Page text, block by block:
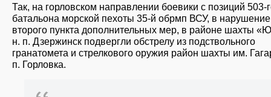
Так, на горловском направлении боевики с позиций 503-
батальона морской пехоты 35-й обрмп ВСУ, в нарушение
второго пункта дополнительных мер, в районе шахты
н. п. Дзержинск подвергли обстрелу из подствольного
гранатомета и стрелкового оружия район шахты им.
п. Горловка.